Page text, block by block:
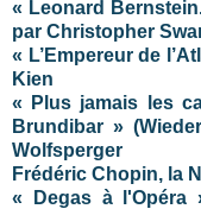
« Leonard
par Christopher
« L’Empereur de
Kien
« Plus jamais les
Brundibar »
Wolfsperger
Frédéric Chopin, la
« Degas à l'Opéra